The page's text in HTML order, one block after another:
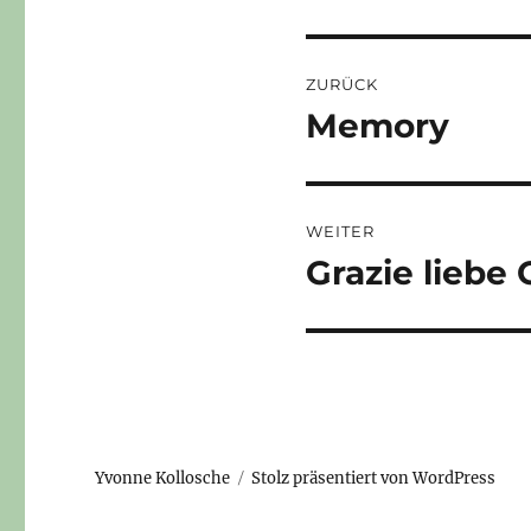
ZURÜCK
Vorheriger
Memory
WEITER
Nächster
Grazie liebe
Yvonne Kollosche Stolz präsentiert von WordPress